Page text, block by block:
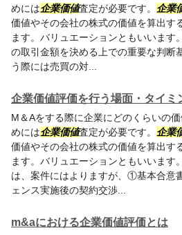
めには企業価値査定が必要です。 企業
価値やその会社の株式の価値を算出す
ます。バリュエーションともいいます。
の取引金額を決める上での重要な判断
う際には売買の対...
企業価値評価を行う場面・タイミ
M＆Aをする際に企業にどのくらいの
めには企業価値査定が必要です。 企業
価値やその会社の株式の価値を算出す
ます。バリュエーションともいいます
は、案件にはよりますが、①基本合意
ェンス実施後の契約交渉...
m&aにおける企業価値評価とは